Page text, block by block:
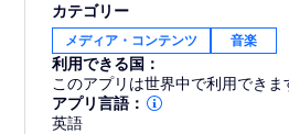
カテゴリー
メディア・コンテンツ 音楽
利用できる国：
このアプリは世界中で利用できま
アプリ言語：
英語